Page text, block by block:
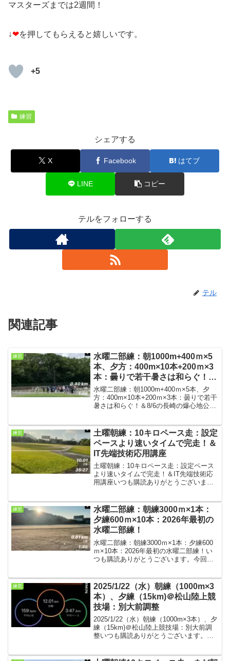
マスターズまでは2週間！
↓❤を押してもらえると嬉しいです。
+5
練習
シェアする
X Facebook はてブ
LINE コピー
テルをフォローする
テル
関連記事
練習
水曜二部練：朝1000m+400ｍ×5
本、夕方：400m×10本+200ｍ×3
本：曇りで若干暑さは和らぐ！＆
8/6の広島原爆の日の長崎の爆心
地公園
水曜二部練：朝1000m+400ｍ×5本、夕
方：400m×10本+200ｍ×3本：曇りで若干
暑さは和らぐ！＆8/6の長崎の爆心地公園
40℃超えが多数でかなりの暑さのよう...
練習
土曜朝練：10キロペース走：設定
ペースより速いタイムで完走！＆
IT先端技術応用講座
土曜朝練：10キロペース走：設定ペース
より速いタイムで完走！＆IT先端技術応
用講座いつも購読ありがとうございま
全力に近いスピードで走った。朝練条
件・気温24℃、雨、7...
練習
水曜二部練：朝練3000ｍ×1本：
夕練600ｍ×10本：2026年最初の
水曜二部練！
水曜二部練：朝練3000ｍ×1本：夕練600
ｍ×10本：2026年最初の水曜二部練！い
つも購読ありがとうございます。今回は
及び伊万里ハーフマラソンのため、レー
ス前...
練習
2025/1/22（水）朝練（1000m×3
本）、夕練（15km)＠松山陸上競
技場：別大前調整
2025/1/22（水）朝練（1000m×3本）、夕
練（15km)＠松山陸上競技場：別大前調
整いつも購読ありがとうございます。久